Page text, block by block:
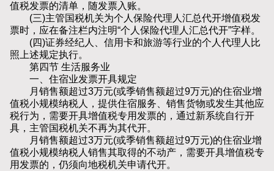
值税发票的清单，随发票入账。
(三)主管国税机关为个人保险代理人汇总代开增值税发
票时，应在备注栏内注明“个人保险代理人汇总代开”字样。
(四)证券经纪人、信用卡和旅游等行业的个人代理人比
照上述规定执行。
第四节 生活服务业
一、住宿业发票开具规定
月销售额超过3万元(或季销售额超过9万元)的住宿业增
值税小规模纳税人，提供住宿服务、销售货物或发生其他应
税行为，需要开具增值税专用发票的，通过新系统自行开
具，主管国税机关不再为其代开。
月销售额超过3万元(或季销售额超过9万元)的住宿业增
值税小规模纳税人销售其取得的不动产，需要开具增值税专
用发票的，仍须向地税机关申请代开。